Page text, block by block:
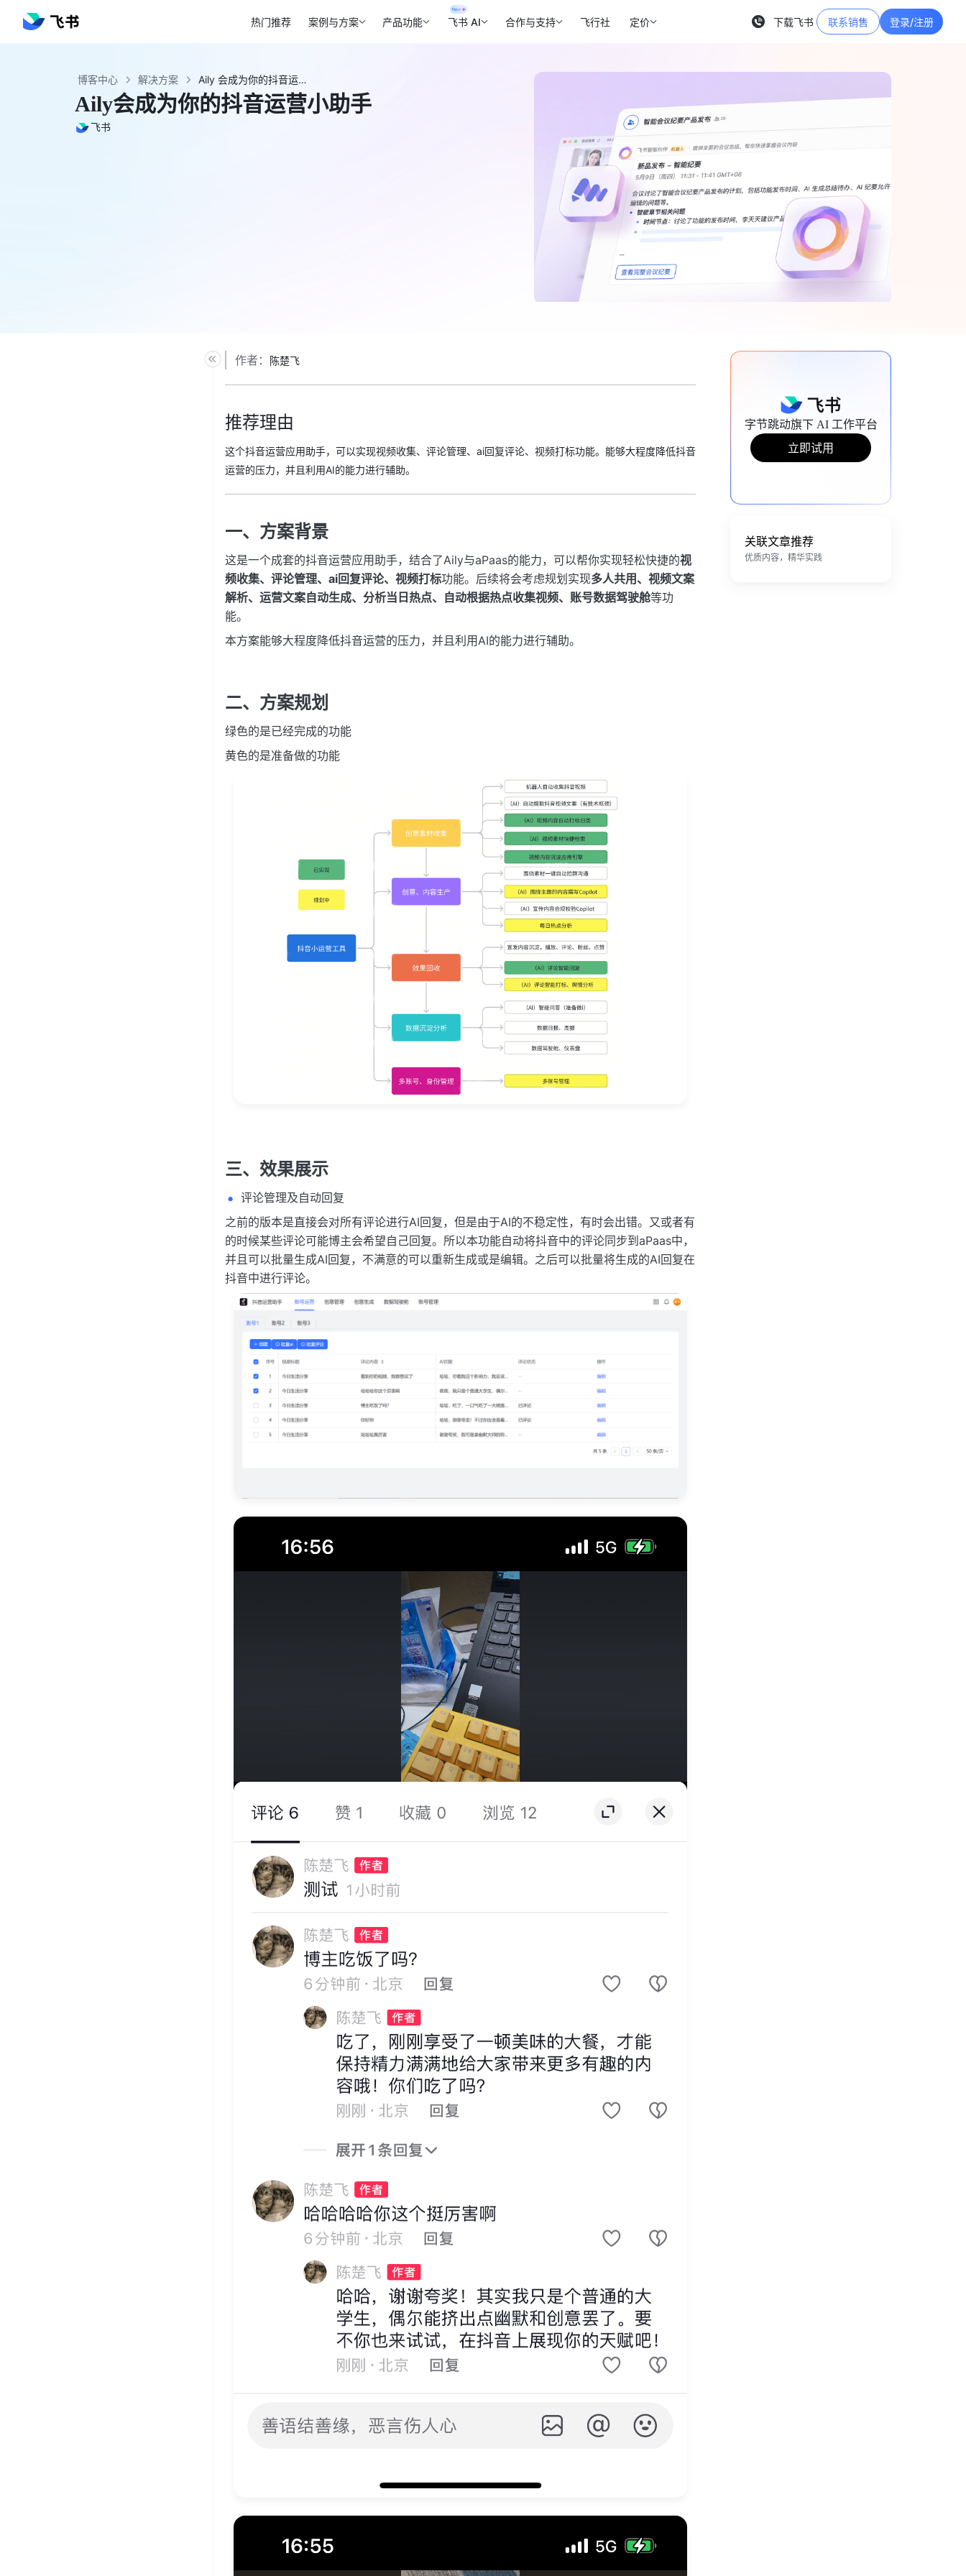
热门推荐 案例与方案 产品功能 飞书 AI 合作与支持 飞行社 定价 下载飞书 联系销售 登录/注册
博客中心 解决方案 Aily 会成为你的抖音运营小助手 - 飞书官网
Aily会成为你的抖音运营小助手
飞书
作者： 陈楚飞
推荐理由
这个抖音运营应用助手，可以实现视频收集、评论管理、ai回复评论、视频打标功能。能够大程度降低抖音
运营的压力，并且利用AI的能力进行辅助。
一、方案背景
这是一个成套的抖音运营应用助手，结合了Aily与aPaas的能力，可以帮你实现轻松快捷的视
频收集、评论管理、ai回复评论、视频打标功能。后续将会考虑规划实现多人共用、视频文案
解析、运营文案自动生成、分析当日热点、自动根据热点收集视频、账号数据驾驶舱等功
能。
本方案能够大程度降低抖音运营的压力，并且利用AI的能力进行辅助。
二、方案规划
绿色的是已经完成的功能
黄色的是准备做的功能
三、效果展示
评论管理及自动回复
之前的版本是直接会对所有评论进行AI回复，但是由于AI的不稳定性，有时会出错。又或者有
的时候某些评论可能博主会希望自己回复。所以本功能自动将抖音中的评论同步到aPaas中，
并且可以批量生成AI回复，不满意的可以重新生成或是编辑。之后可以批量将生成的AI回复在
抖音中进行评论。
字节跳动旗下 AI 工作平台
立即试用
关联文章推荐
优质内容，精华实践